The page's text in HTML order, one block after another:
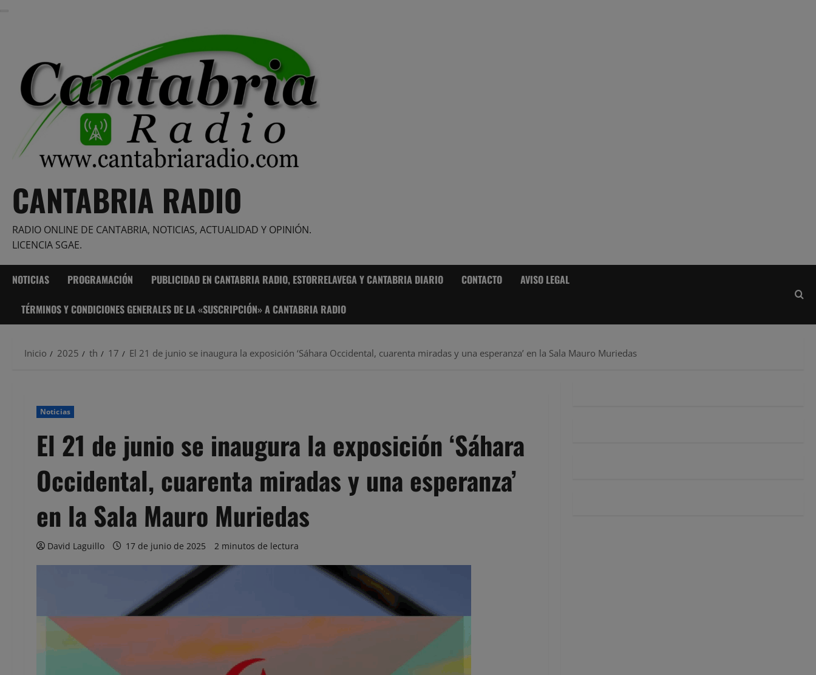
CANTABRIA RADIO
RADIO ONLINE DE CANTABRIA, NOTICIAS, ACTUALIDAD Y OPINIÓN.
LICENCIA SGAE.
NOTICIAS PROGRAMACIÓN PUBLICIDAD EN CANTABRIA RADIO, ESTORRELAVEGA Y CANTABRIA DIARIO CONTACTO AVISO LEGAL
TÉRMINOS Y CONDICIONES GENERALES DE LA «SUSCRIPCIÓN» A CANTABRIA RADIO
Inicio 2025 th 17 El 21 de junio se inaugura la exposición ‘Sáhara Occidental, cuarenta miradas y una esperanza’ en la Sala Mauro Muriedas
Noticias
El 21 de junio se inaugura la exposición ‘Sáhara
Occidental, cuarenta miradas y una esperanza’
en la Sala Mauro Muriedas
David Laguillo 17 de junio de 2025 2 minutos de lectura